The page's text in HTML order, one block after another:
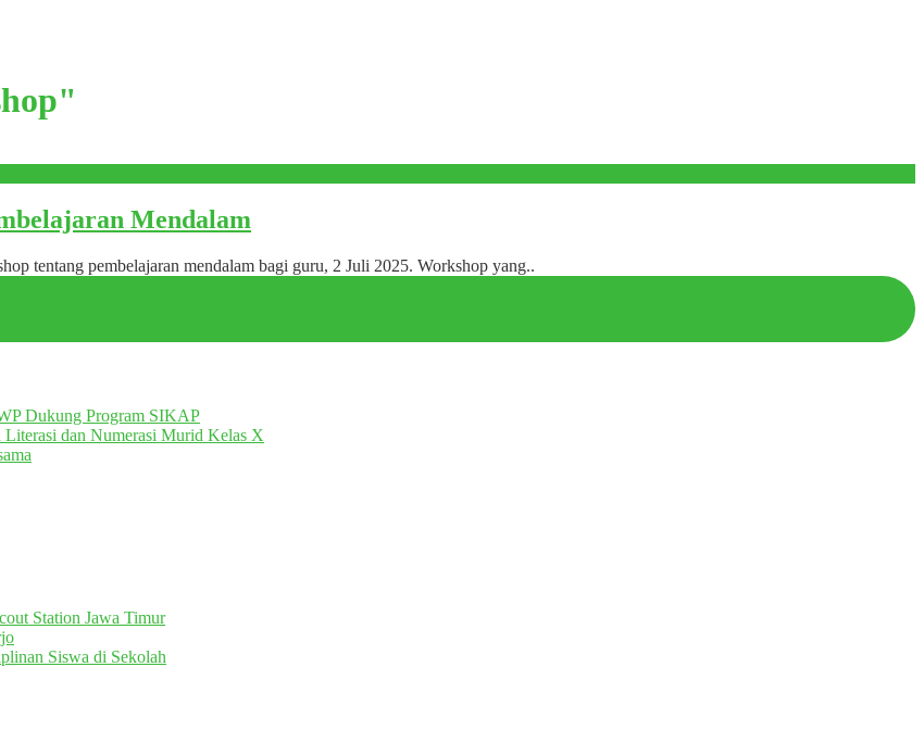
Mendalam
tentang pembelajaran mendalam bagi guru, 2 Juli 2025. Workshop yang..
Dukung Program SIKAP
dan Numerasi Murid Kelas X
Station Jawa Timur
Siswa di Sekolah